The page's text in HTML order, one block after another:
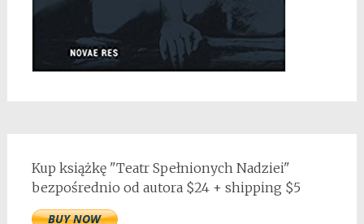
Kup książkę "Teatr Spełnionych Nadziei"
bezpośrednio od autora $24 + shipping $5